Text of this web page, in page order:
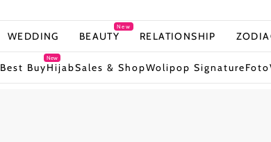
WEDDING BEAUTY
New
RELATIONSHIP
Best Buy
New
HijabSales & ShopWolipop SignatureFoto